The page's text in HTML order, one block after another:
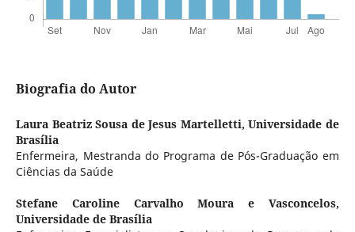
Biografia do Autor
Laura Beatriz Sousa de Jesus Martelletti,Universidade de
Brasília
Enfermeira, Mestranda do Programa de Pós-Graduação em
Ciências da Saúde
Stefane Caroline Carvalho Moura e Vasconcelos,
Universidade de Brasília